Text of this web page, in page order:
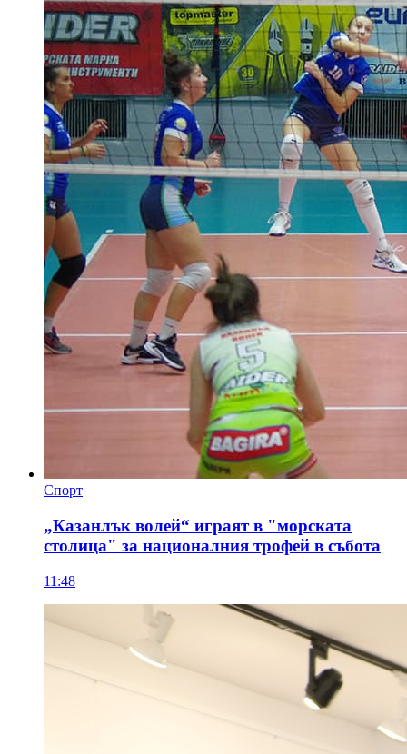
Спорт
„Казанлък волей“ играят в "морската
столица" за националния трофей в събота
11:48